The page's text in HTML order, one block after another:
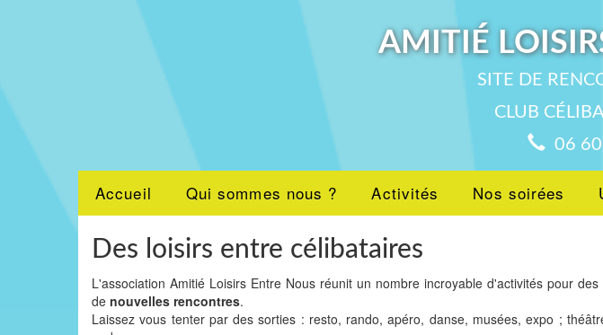
AMITIÉ
SITE DE
CLUB
06
Accueil Qui sommes nous ? Activités Nos soirées
Des loisirs entre célibataires
L'association Amitié Loisirs Entre Nous réunit un nombre incroyable d'activités pour
de nouvelles rencontres.
Laissez vous tenter par des sorties : resto, rando, apéro, danse, musées, expo ;